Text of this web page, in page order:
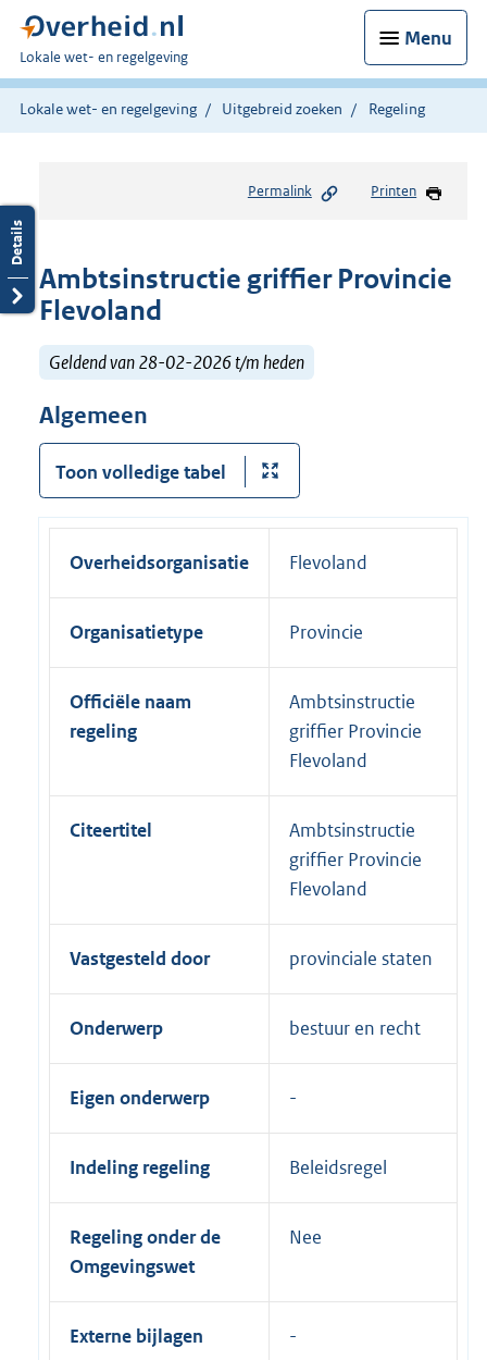
Menu
U
bent
hier:
Lokale wet- en regelgeving
Lokale wet- en regelgeving Uitgebreid zoeken Regeling
Permalink Printen
Ambtsinstructie griffier Provincie
Flevoland
Geldend van 28-02-2026 t/m heden
Algemeen
Toon volledige tabel
Overheidsorganisatie Flevoland
Organisatietype Provincie
Officiële naam
regeling
Ambtsinstructie
griffier Provincie
Flevoland
Citeertitel
Ambtsinstructie
griffier Provincie
Flevoland
Vastgesteld door provinciale staten
Onderwerp bestuur en recht
Eigen onderwerp
Indeling regeling Beleidsregel
Regeling onder de
Omgevingswet
Nee
Externe bijlagen